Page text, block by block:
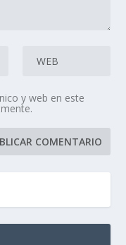
y web en este